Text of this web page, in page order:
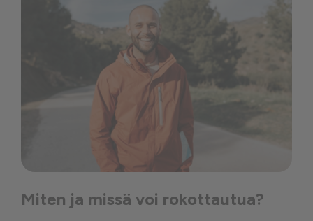
Miten ja missä voi rokottautua?